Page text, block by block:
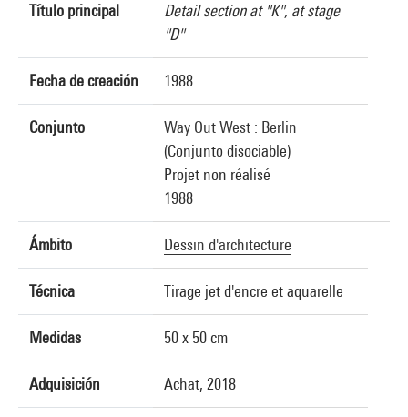
Título principal
Detail section at "K", at stage
"D"
Fecha de creación 1988
Conjunto
Way Out West : Berlin
(Conjunto disociable)
Projet non réalisé
1988
Ámbito Dessin d'architecture
Técnica Tirage jet d'encre et aquarelle
Medidas 50 x 50 cm
Adquisición Achat, 2018